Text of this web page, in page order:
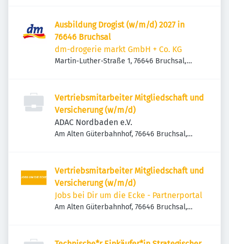
Ausbildung Drogist (w/m/d) 2027 in
76646 Bruchsal
dm-drogerie markt GmbH + Co. KG
Martin-Luther-Straße 1, 76646 Bruchsal,
Vertriebsmitarbeiter Mitgliedschaft und
Versicherung (w/m/d)
ADAC Nordbaden e.V.
Am Alten Güterbahnhof, 76646 Bruchsal,
Vertriebsmitarbeiter Mitgliedschaft und
Versicherung (w/m/d)
Jobs bei Dir um die Ecke - Partnerportal
Am Alten Güterbahnhof, 76646 Bruchsal,